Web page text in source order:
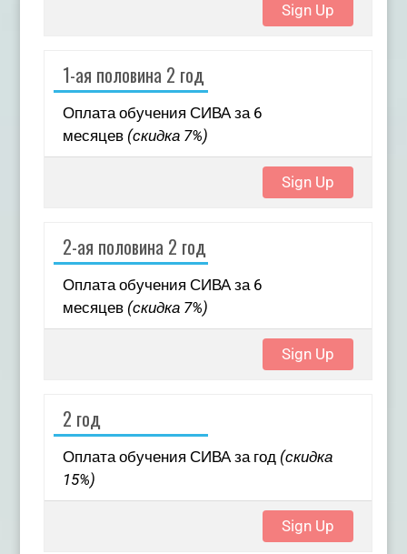
Sign Up
1-ая половина 2 год
Оплата обучения СИВА за 6
месяцев (скидка 7%)
Sign Up
2-ая половина 2 год
Оплата обучения СИВА за 6
месяцев (скидка 7%)
Sign Up
2 год
Оплата обучения СИВА за год (скидка
15%)
Sign Up